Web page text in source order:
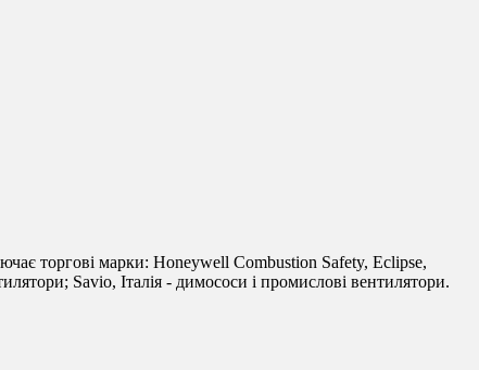
торгові марки: Honeywell Combustion Safety, Eclipse,
Savio, Італія - димососи і промислові вентилятори.